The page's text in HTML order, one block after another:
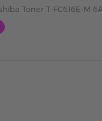
Toner T-FC616E-M